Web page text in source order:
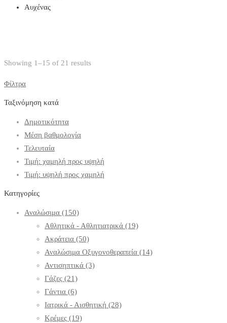
Αυχένας
Showing 1–15 of 21 results
Φίλτρα
Ταξινόμηση κατά
Δημοτικότητα
Μέση βαθμολογία
Τελευταία
Τιμή: χαμηλή προς υψηλή
Τιμή: υψηλή προς χαμηλή
Κατηγορίες
Αναλώσιμα (150)
Αθλητικά - Αθλητιατρικά (19)
Ακράτεια (50)
Αναλώσιμα Οξυγονοθεραπεία (14)
Αντισηπτικά (3)
Γάζες (21)
Γάντια (6)
Ιατρικά - Αισθητική (28)
Κρέμες (19)